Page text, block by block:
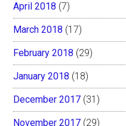
April 2018 (7)
March 2018 (17)
February 2018 (29)
January 2018 (18)
December 2017 (31)
November 2017 (29)